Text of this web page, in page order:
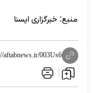
منبع: خبرگزاری ایسنا
aftabnews.ir/003Us6